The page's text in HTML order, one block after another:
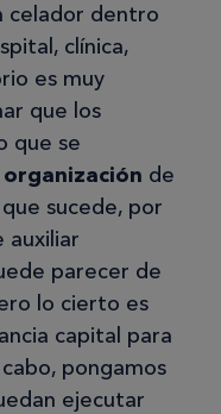
celador dentro
clínica,
es muy
que los
que se
de
sucede, por
auxiliar
parecer de
lo cierto es
capital para
pongamos
ejecutar